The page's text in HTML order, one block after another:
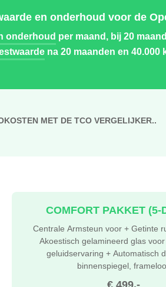
en onderhoud voor de
onderhoud per maand, bij 20
na 20 maanden en 40.000
MET DE TCO VERGELIJKER..
€ 499,-
COMFORT PAKKET (5-
Centrale Armsteun voor + Getinte
Akoestisch gelamineerd glas
geluidservaring + Automatisch
binnenspiegel,